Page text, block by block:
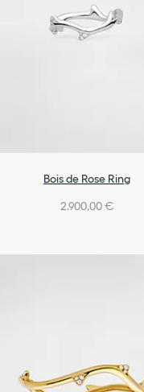
Bois de Rose Ring
2.900,00 €